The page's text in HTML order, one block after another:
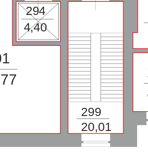
299
294
20,01
4,40